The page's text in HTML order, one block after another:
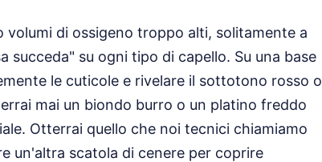
volumi di ossigeno troppo alti, solitamente a
succeda" su ogni tipo di capello. Su una base
le cuticole e rivelare il sottotono rosso o
mai un biondo burro o un platino freddo
Otterrai quello che noi tecnici chiamiamo
un'altra scatola di cenere per coprire